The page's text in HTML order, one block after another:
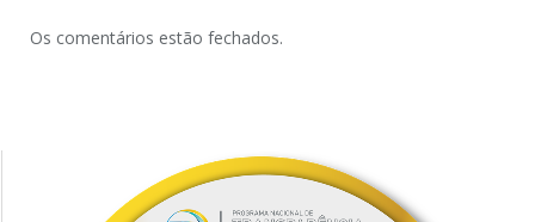
Os comentários estão fechados.